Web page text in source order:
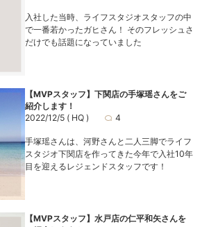
入社した当時、ライフスタジオスタッフの中
で一番若かったガヒさん！ そのフレッシュさ
だけでも話題になっていました
【MVPスタッフ】下関店の手塚瑶さんをご
紹介します！
2022/12/5 ( HQ ) 4
手塚瑶さんは、河野さんと二人三脚でライフ
スタジオ下関店を作ってきた今年で入社10年
目を迎えるレジェンドスタッフです！
【MVPスタッフ】水戸店の仁平和矢さんを